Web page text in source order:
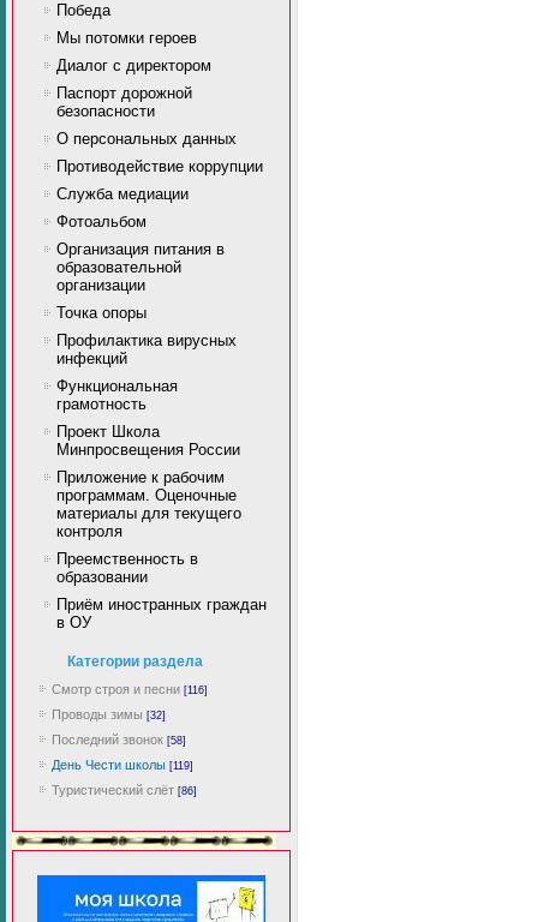
Победа
Мы потомки героев
Диалог с директором
Паспорт дорожной
безопасности
О персональных данных
Противодействие коррупции
Служба медиации
Фотоальбом
Организация питания в
образовательной
организации
Точка опоры
Профилактика вирусных
инфекций
Функциональная
грамотность
Проект Школа
Минпросвещения России
Приложение к рабочим
программам. Оценочные
материалы для текущего
контроля
Преемственность в
образовании
Приём иностранных граждан
в ОУ
Категории раздела
Смотр строя и песни [116]
Проводы зимы [32]
Последний звонок [58]
День Чести школы [119]
Туристический слёт [86]